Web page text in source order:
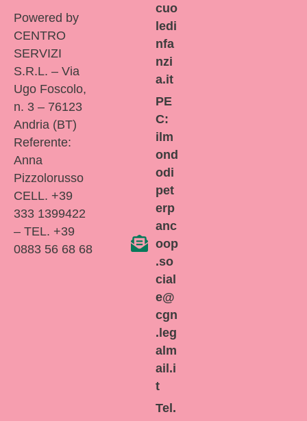
Powered by
CENTRO
SERVIZI
S.R.L. – Via
Ugo Foscolo,
n. 3 – 76123
Andria (BT)
Referente:
Anna
Pizzolorusso
CELL. +39
333 1399422
– TEL. +39
0883 56 68 68
cuo
ledi
nfa
nzi
a.it
PE
C:
ilm
ond
odi
pet
erp
anc
oop
.so
cial
e@
cgn
.leg
alm
ail.i
t
Tel.